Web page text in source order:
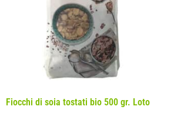
Fiocchi di soia tostati bio 500 gr. Loto